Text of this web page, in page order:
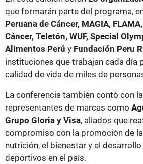
que formarán parte del programa,
Peruana de Cáncer, MAGIA,
Cáncer, Teletón, WUF, Special
Alimentos Perú y Fundación Peru
instituciones que trabajan cada día
calidad de vida de miles de
La conferencia también contó con
representantes de marcas como
Grupo Gloria y Visa, aliados que
compromiso con la promoción de
nutrición, el bienestar y el
deportivos en el país.